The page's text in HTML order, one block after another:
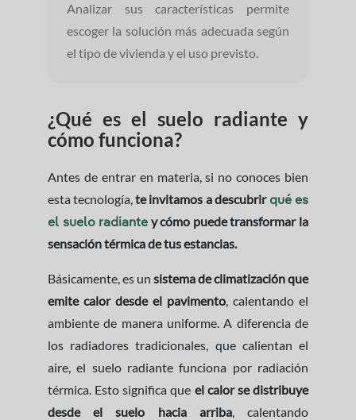
Analizar sus características permite
escoger la solución más adecuada según
el tipo de vivienda y el uso previsto.
¿Qué es el suelo radiante y
cómo funciona?
Antes de entrar en materia, si no conoces bien
esta tecnología,te invitamos a descubrir qué es
el suelo radiante y cómo puede transformar la
sensación térmica de tus estancias.
Básicamente, es un sistema de climatización que
emite calor desde el pavimento, calentando el
ambiente de manera uniforme. A diferencia de
los radiadores tradicionales, que calientan el
aire, el suelo radiante funciona por radiación
térmica. Esto significa que el calor se distribuye
desde el suelo hacia arriba, calentando